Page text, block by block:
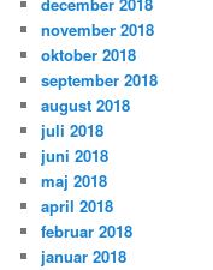
december 2018
november 2018
oktober 2018
september 2018
august 2018
juli 2018
juni 2018
maj 2018
april 2018
februar 2018
januar 2018